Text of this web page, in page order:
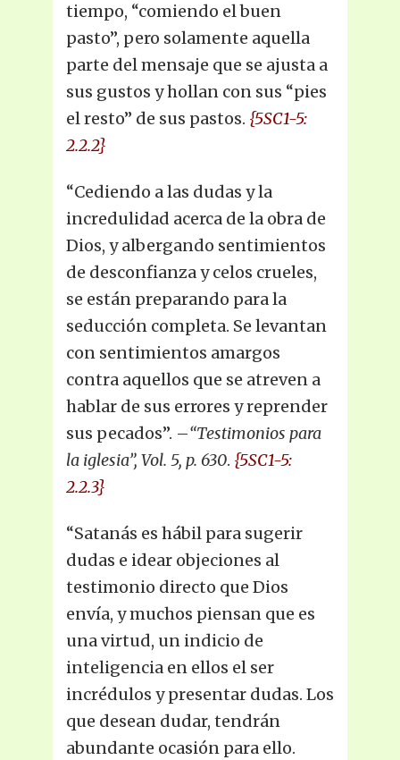
tiempo, “comiendo el buen
pasto”, pero solamente aquella
parte del mensaje que se ajusta a
sus gustos y hollan con sus “pies
el resto” de sus pastos. {5SC1-5:
2.2.2}
“Cediendo a las dudas y la
incredulidad acerca de la obra de
Dios, y albergando sentimientos
de desconfianza y celos crueles,
se están preparando para la
seducción completa. Se levantan
con sentimientos amargos
contra aquellos que se atreven a
hablar de sus errores y reprender
sus pecados”. –“Testimonios para
la iglesia”, Vol. 5, p. 630. {5SC1-5:
2.2.3}
“Satanás es hábil para sugerir
dudas e idear objeciones al
testimonio directo que Dios
envía, y muchos piensan que es
una virtud, un indicio de
inteligencia en ellos el ser
incrédulos y presentar dudas. Los
que desean dudar, tendrán
abundante ocasión para ello.